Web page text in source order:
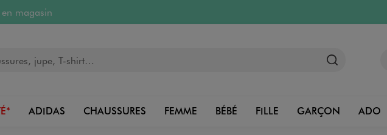
en magasin
ADIDAS CHAUSSURES FEMME BÉBÉ FILLE GARÇON ADO